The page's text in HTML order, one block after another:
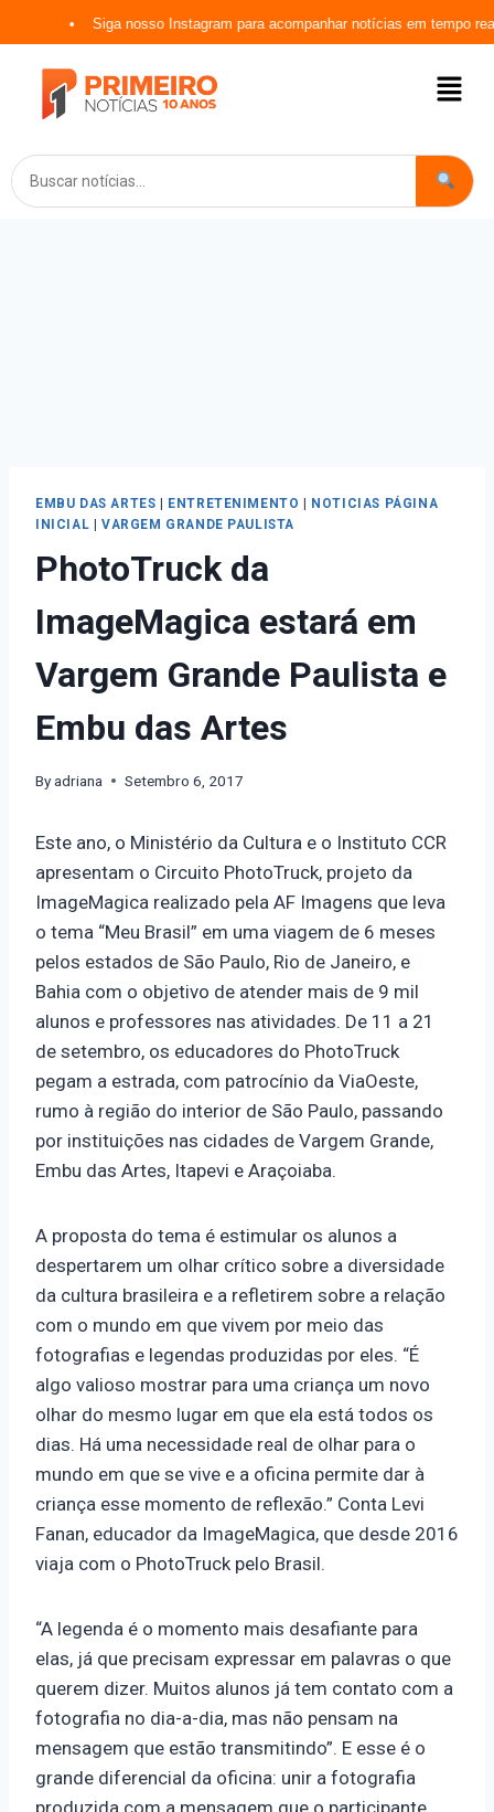
Siga nosso Instagram para acompanhar notícias em tempo real
EMBU DAS ARTES ENTRETENIMENTO
NOTICIAS PÁGINA
INICIAL
VARGEM GRANDE PAULISTA
PhotoTruck da
ImageMagica estará em
Vargem Grande Paulista e
Embu das Artes
Byadriana Setembro 6, 2017
Este ano, o Ministério da Cultura e o Instituto CCR
apresentam o Circuito PhotoTruck, projeto da
ImageMagica realizado pela AF Imagens que leva
o tema “Meu Brasil” em uma viagem de 6 meses
pelos estados de São Paulo, Rio de Janeiro, e
Bahia com o objetivo de atender mais de 9 mil
alunos e professores nas atividades. De 11 a 21
de setembro, os educadores do PhotoTruck
pegam a estrada, com patrocínio da ViaOeste,
rumo à região do interior de São Paulo, passando
por instituições nas cidades de Vargem Grande,
Embu das Artes, Itapevi e Araçoiaba.
A proposta do tema é estimular os alunos a
despertarem um olhar crítico sobre a diversidade
da cultura brasileira e a refletirem sobre a relação
com o mundo em que vivem por meio das
fotografias e legendas produzidas por eles. “É
algo valioso mostrar para uma criança um novo
olhar do mesmo lugar em que ela está todos os
dias. Há uma necessidade real de olhar para o
mundo em que se vive e a oficina permite dar à
criança esse momento de reflexão.” Conta Levi
Fanan, educador da ImageMagica, que desde 2016
viaja com o PhotoTruck pelo Brasil.
“A legenda é o momento mais desafiante para
elas, já que precisam expressar em palavras o que
querem dizer. Muitos alunos já tem contato com a
fotografia no dia-a-dia, mas não pensam na
mensagem que estão transmitindo”. E esse é o
grande diferencial da oficina: unir a fotografia
produzida com a mensagem que o participante